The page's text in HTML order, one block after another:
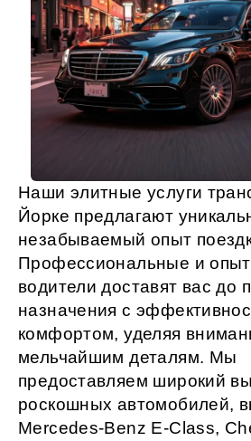
Наши элитные услуги
Йорке предлагают
незабываемый опыт
Профессиональные и
водители доставят вас до
назначения с
комфортом, уделяя
мельчайшим деталям. Мы
предоставляем широкий
роскошных автомобилей,
Mercedes-Benz E-Class,